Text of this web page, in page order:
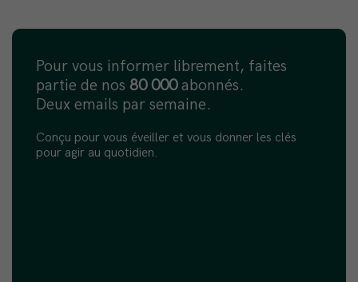
Pour vous informer librement, faites
partie de nos 80 000abonnés.
Deux emails par semaine.
Conçu pour vous éveiller et vous donner les clés
pour agir au quotidien.